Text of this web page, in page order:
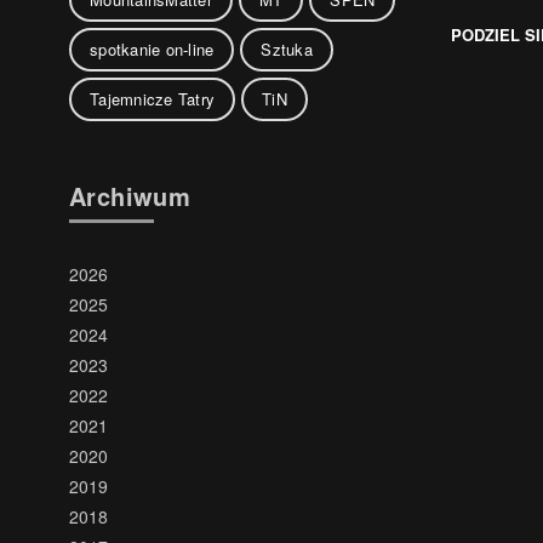
PODZIEL
spotkanie on-line Sztuka
Tajemnicze Tatry TiN
Archiwum
2026
2025
2024
2023
2022
2021
2020
2019
2018